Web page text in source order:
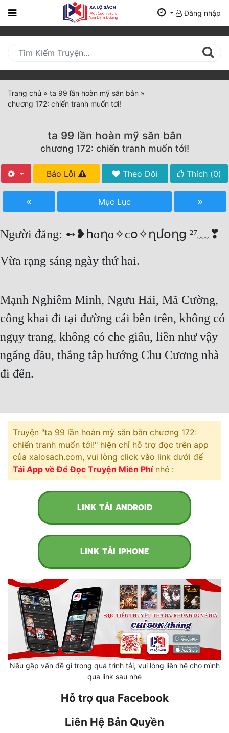
Trang
Mới
Cập
Nhật
(current)
Tất Cả
Hoàn Thành
Hậu Cung
Truyện Dịch
Truyện Nhập Môn
Xa Lộ Dịch
Cổ Tiên Hiệp
Cổ Đại
Góc Nhìn Nam
Góc Nhìn Nữ
Huyền Huyễn
Huyền Nghi
Huyền Ảo
Đăng nhập
Trang chủ » ta 99 lần hoàn mỹ săn bắn »
chương 172: chiến tranh muốn tới!
ta 99 lần hoàn mỹ săn bắn
chương 172: chiến tranh muốn tới!
Báo Lỗi Theo Dõi Thích (0)
Mục Lục
Người đăng: ➻❥հɑղɑ✧ϲօ✧ղմօղց ²⁷﹏❣
Vừa rạng sáng ngày thứ hai.
Mạnh Nghiêm Minh, Ngưu Hải, Mã Cường,
công khai đi tại đường cái bên trên, không có
ngụy trang, không có che giấu, liền như vậy
ngẩng đầu, thẳng tắp hướng Chu Cương nhà
đi đến.
Truyện "ta 99 lần hoàn mỹ săn bắn chương 172:
chiến tranh muốn tới!" hiện chỉ hỗ trợ đọc trên app
của xalosach.com, vui lòng click vào link dưới để
Tải App về Để Đọc Truyện Miễn Phínhé :
LINK TẢI ANDROID
LINK TẢI IPHONE
Nếu gặp vấn đề gì trong quá trình tải, vui lòng liên hệ cho mình
qua link sau nhé
Hỗ trợ qua Facebook
Liên Hệ Bản Quyền